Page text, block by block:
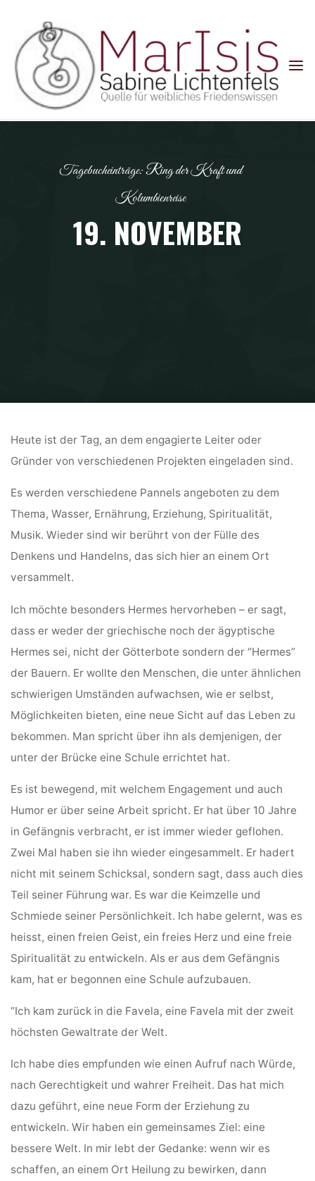
content
Tagebucheinträge: Ring der Kraft und
Kolumbienreise
19. NOVEMBER
Heute ist der Tag, an dem engagierte Leiter oder
Gründer von verschiedenen Projekten eingeladen sind.
Es werden verschiedene Pannels angeboten zu dem
Thema, Wasser, Ernährung, Erziehung, Spiritualität,
Musik. Wieder sind wir berührt von der Fülle des
Denkens und Handelns, das sich hier an einem Ort
versammelt.
Ich möchte besonders Hermes hervorheben – er sagt,
dass er weder der griechische noch der ägyptische
Hermes sei, nicht der Götterbote sondern der “Hermes”
der Bauern. Er wollte den Menschen, die unter ähnlichen
schwierigen Umständen aufwachsen, wie er selbst,
Möglichkeiten bieten, eine neue Sicht auf das Leben zu
bekommen. Man spricht über ihn als demjenigen, der
unter der Brücke eine Schule errichtet hat.
Es ist bewegend, mit welchem Engagement und auch
Humor er über seine Arbeit spricht. Er hat über 10 Jahre
in Gefängnis verbracht, er ist immer wieder geflohen.
Zwei Mal haben sie ihn wieder eingesammelt. Er hadert
nicht mit seinem Schicksal, sondern sagt, dass auch dies
Teil seiner Führung war. Es war die Keimzelle und
Schmiede seiner Persönlichkeit. Ich habe gelernt, was es
heisst, einen freien Geist, ein freies Herz und eine freie
Spiritualität zu entwickeln. Als er aus dem Gefängnis
kam, hat er begonnen eine Schule aufzubauen.
“Ich kam zurück in die Favela, eine Favela mit der zweit
höchsten Gewaltrate der Welt.
Ich habe dies empfunden wie einen Aufruf nach Würde,
nach Gerechtigkeit und wahrer Freiheit. Das hat mich
dazu geführt, eine neue Form der Erziehung zu
entwickeln. Wir haben ein gemeinsames Ziel: eine
bessere Welt. In mir lebt der Gedanke: wenn wir es
schaffen, an einem Ort Heilung zu bewirken, dann